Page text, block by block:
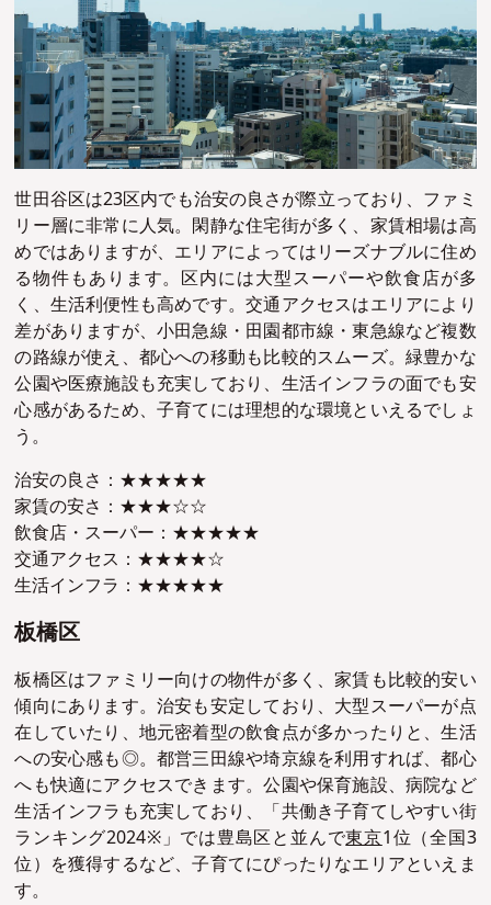
世田谷区は23区内でも治安の良さが際立っており、ファミ
リー層に非常に人気。閑静な住宅街が多く、家賃相場は高
めではありますが、エリアによってはリーズナブルに住め
る物件もあります。区内には大型スーパーや飲食店が多
く、生活利便性も高めです。交通アクセスはエリアにより
差がありますが、小田急線・田園都市線・東急線など複数
の路線が使え、都心への移動も比較的スムーズ。緑豊かな
公園や医療施設も充実しており、生活インフラの面でも安
心感があるため、子育てには理想的な環境といえるでしょ
う。
治安の良さ：★★★★★
家賃の安さ：★★★☆☆
飲食店・スーパー：★★★★★
交通アクセス：★★★★☆
生活インフラ：★★★★★
板橋区
板橋区はファミリー向けの物件が多く、家賃も比較的安い
傾向にあります。治安も安定しており、大型スーパーが点
在していたり、地元密着型の飲食点が多かったりと、生活
への安心感も◎。都営三田線や埼京線を利用すれば、都心
へも快適にアクセスできます。公園や保育施設、病院など
生活インフラも充実しており、「共働き子育てしやすい街
ランキング2024※」では豊島区と並んで東京1位（全国3
位）を獲得するなど、子育てにぴったりなエリアといえま
す。